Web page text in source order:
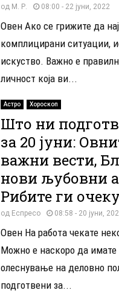
од М. Р. 08:00 - 22 јуни, 2022
Овен Ако се грижите да
комплицирани ситуации,
искуство. Важно е
личност која ви...
Астро Хороскоп
Што ни
за 20 јуни:
важни вести,
нови љубовни
Рибите ги
од Еспресо 08:58 - 20 јуни,
Овен На работа чекате
Можно е наскоро да имате
олеснување на деловно
подготвени за...